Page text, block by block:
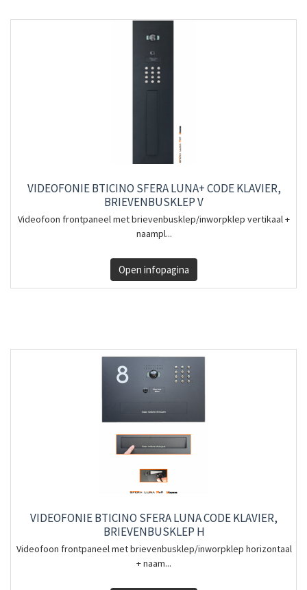
VIDEOFONIE BTICINO SFERA LUNA+ CODE KLAVIER,
BRIEVENBUSKLEP V
Videofoon frontpaneel met brievenbusklep/inworpklep vertikaal +
naampl...
Open infopagina
VIDEOFONIE BTICINO SFERA LUNA CODE KLAVIER,
BRIEVENBUSKLEP H
Videofoon frontpaneel met brievenbusklep/inworpklep horizontaal
+ naam...